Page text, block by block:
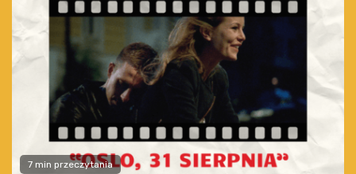
7 min przeczytania